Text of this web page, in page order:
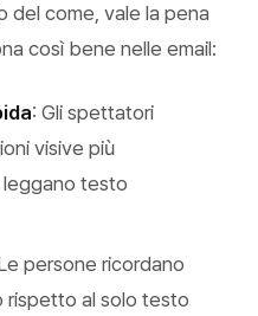
del come, vale la pena
così bene nelle email:
: Gli spettatori
visive più
testo
persone ricordano
rispetto al solo testo